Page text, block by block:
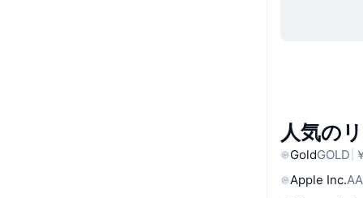
人気の
GoldGOLD
Apple Inc.